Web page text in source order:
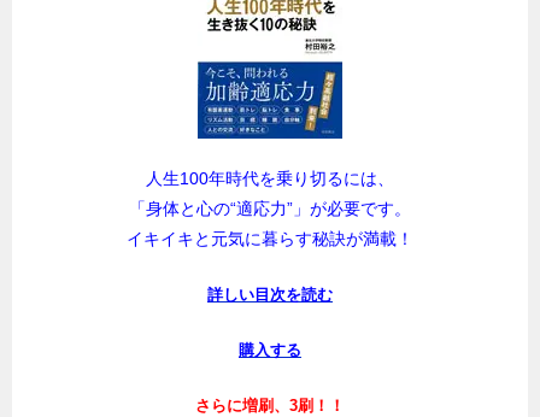
人生100年時代を乗り切るには、
「身体と心の“適応力”」が必要です。
イキイキと元気に暮らす秘訣が満載！
詳しい目次を読む
購入する
さらに増刷、3刷！！